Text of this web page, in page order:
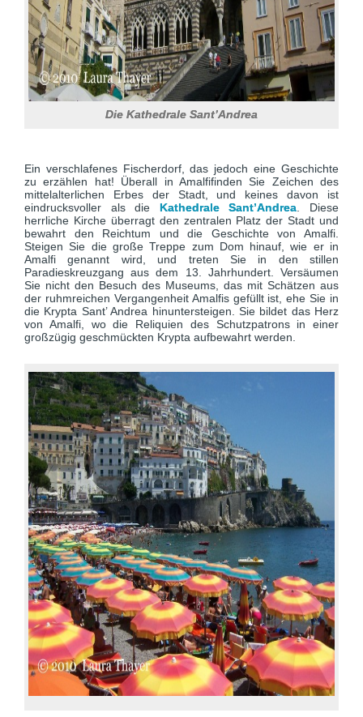
Die Kathedrale Sant’Andrea
Ein verschlafenes Fischerdorf, das jedoch eine Geschichte
zu erzählen hat! Überall in Amalfifinden Sie Zeichen des
mittelalterlichen Erbes der Stadt, und keines davon ist
eindrucksvoller als die Kathedrale Sant’Andrea . Diese
herrliche Kirche überragt den zentralen Platz der Stadt und
bewahrt den Reichtum und die Geschichte von Amalfi.
Steigen Sie die große Treppe zum Dom hinauf, wie er in
Amalfi genannt wird, und treten Sie in den stillen
Paradieskreuzgang aus dem 13. Jahrhundert. Versäumen
Sie nicht den Besuch des Museums, das mit Schätzen aus
der ruhmreichen Vergangenheit Amalfis gefüllt ist, ehe Sie in
die Krypta Sant’ Andrea hinuntersteigen. Sie bildet das Herz
von Amalfi, wo die Reliquien des Schutzpatrons in einer
großzügig geschmückten Krypta aufbewahrt werden.